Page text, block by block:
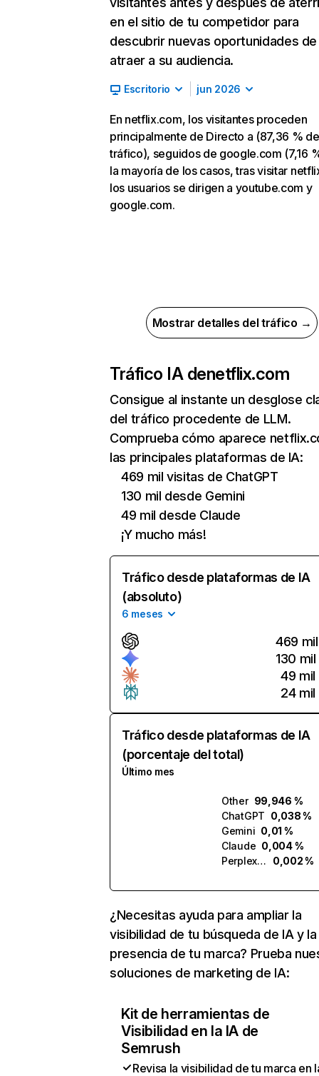
en el sitio de tu competidor para
descubrir nuevas oportunidades de
atraer a su audiencia.
Escritorio jun 2026
En netflix.com, los visitantes proceden
principalmente de Directo a (87,36 % de
tráfico), seguidos de google.com (7,16
la mayoría de los casos, tras visitar
los usuarios se dirigen a youtube.com y
google.com.
Mostrar detalles del tráfico →
Tráfico IA denetflix.com
Consigue al instante un desglose
del tráfico procedente de LLM.
Comprueba cómo aparece
las principales plataformas de IA:
469 mil visitas de ChatGPT
130 mil desde Gemini
49 mil desde Claude
¡Y mucho más!
Tráfico desde plataformas de IA
(absoluto)
6 meses
469 mil
130 mil
49 mil
24 mil
Tráfico desde plataformas de IA
(porcentaje del total)
Último mes
Other 99,946 %
ChatGPT 0,038 %
Gemini 0,01 %
Claude 0,004 %
Perplexity
0,002 %
¿Necesitas ayuda para ampliar la
visibilidad de tu búsqueda de IA y la
presencia de tu marca? Prueba
soluciones de marketing de IA:
Kit de herramientas de
Visibilidad en la IA de
Semrush
Revisa la visibilidad de tu marca en